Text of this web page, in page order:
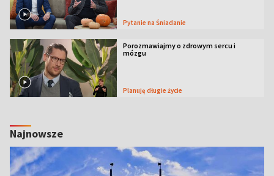
Pytanie na Śniadanie
Porozmawiajmy o zdrowym sercu i
mózgu
Planuję długie życie
Najnowsze